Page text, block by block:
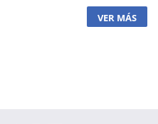
VER MÁS